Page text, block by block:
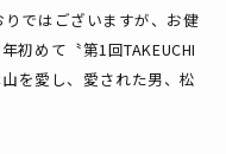
りではございますが、お健
初めて〝第1回TAKEUCHI
を愛し、愛された男、松